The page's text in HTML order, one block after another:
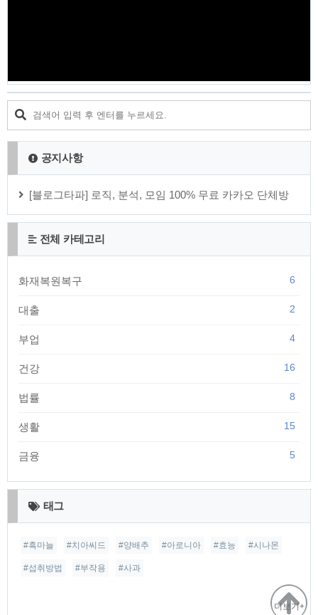
공지사항
[블로그타파] 로직, 분석, 모임 100% 무료 카카오 단체방
전체 카테고리
화재복원복구 6
대출 2
부업 4
건강 16
법률 8
생활 15
금융 5
태그
#흑마늘 #치아씨드 #양배추 #아로니아 #효능 #시나몬
#섭취방법 #부작용 #사과
더보기+